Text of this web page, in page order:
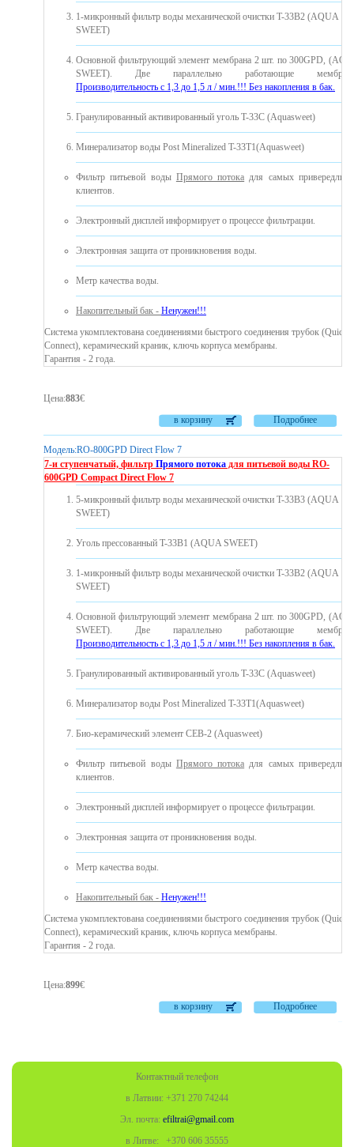
1-микронный фильтр воды механической очистки T-33B2 (AQUA
SWEET)
Основной фильтрующий элемент мембрана 2 шт. по 300GPD,
SWEET). Две параллельно работающие
Производительность с 1,3 до 1,5 л / мин.!!! Без накопления в бак.
Гранулированный активированный уголь T-33C (Aquasweet)
Минерализатор воды Post Mineralized T-33T1(Aquasweet)
Фильтр питьевой воды Прямого потока для самых
клиентов.
Электронный дисплей информирует о процессе фильтрации.
Электронная защита от проникновения воды.
Mетр качества воды.
Накопительный бак - Ненужен!!!
Система укомплектована соединениями быстрого соединения трубок (Quick
Connect), керамический краник, ключь корпуса мембраны.
Гарантия - 2 года.
Цена:883€
Подробнее
в корзину
Модель:RO-800GPD Direct Flow 7
7-и ступенчатый, фильтр Прямого потока для питьевой воды RO-
600GPD Compact Direct Flow 7
5-микронный фильтр воды механической очистки T-33B3 (AQUA
SWEET)
Уголь прессованный T-33B1 (AQUA SWEET)
1-микронный фильтр воды механической очистки T-33B2 (AQUA
SWEET)
Основной фильтрующий элемент мембрана 2 шт. по 300GPD,
SWEET). Две параллельно работающие
Производительность с 1,3 до 1,5 л / мин.!!! Без накопления в бак.
Гранулированный активированный уголь T-33C (Aquasweet)
Минерализатор воды Post Mineralized T-33T1(Aquasweet)
Био-керамический элемент CEB-2 (Aquasweet)
Фильтр питьевой воды Прямого потока для самых
клиентов.
Электронный дисплей информирует о процессе фильтрации.
Электронная защита от проникновения воды.
Mетр качества воды.
Накопительный бак - Ненужен!!!
Система укомплектована соединениями быстрого соединения трубок (Quick
Connect), керамический краник, ключь корпуса мембраны.
Гарантия - 2 года.
Цена:899€
Подробнее
в корзину
Контактный телефон
в Латвии: +371 270 74244
Эл. почта: efiltrai@gmail.com
в Литве: +370 606 35555